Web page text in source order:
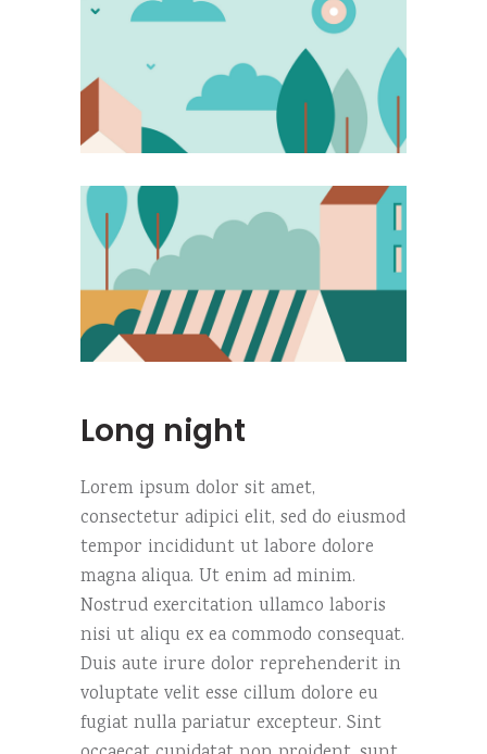
Long night
Lorem ipsum dolor sit amet,
consectetur adipici elit, sed do eiusmod
tempor incididunt ut labore dolore
magna aliqua. Ut enim ad minim.
Nostrud exercitation ullamco laboris
nisi ut aliqu ex ea commodo consequat.
Duis aute irure dolor reprehenderit in
voluptate velit esse cillum dolore eu
fugiat nulla pariatur excepteur. Sint